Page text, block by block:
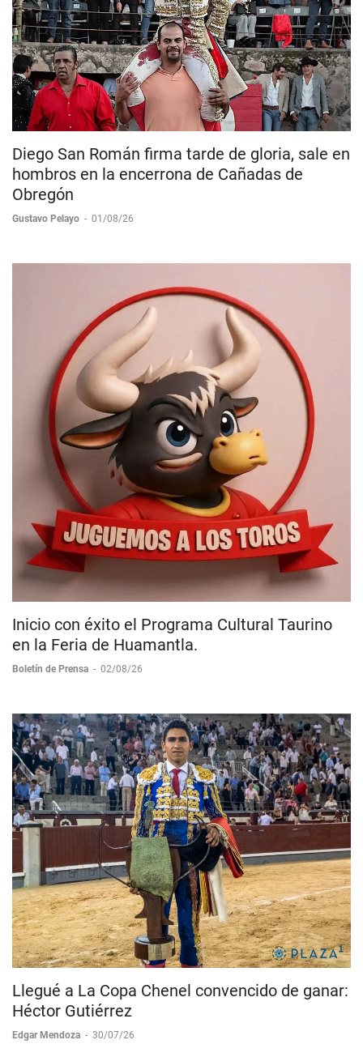
Diego San Román firma tarde de gloria, sale en
hombros en la encerrona de Cañadas de
Obregón
Gustavo Pelayo - 01/08/26
Inicio con éxito el Programa Cultural Taurino
en la Feria de Huamantla.
Boletín de Prensa - 02/08/26
Llegué a La Copa Chenel convencido de ganar:
Héctor Gutiérrez
Edgar Mendoza - 30/07/26